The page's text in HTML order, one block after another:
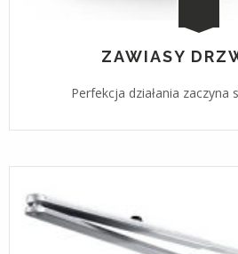
ZAWIASY
Perfekcja działania zaczyna